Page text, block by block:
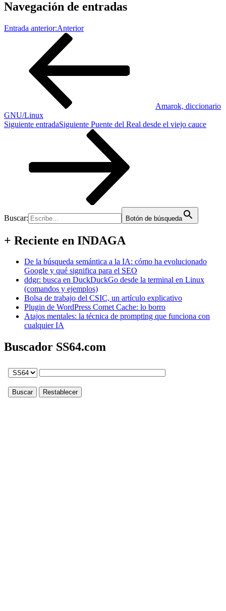
Navegación de entradas
Entrada anterior:Anterior
Amarok, diccionario
GNU/Linux
Siguiente entradaSiguiente Puente del Real desde el viejo cauce
Buscar: Botón de búsqueda
+ Reciente en INDAGA
De la búsqueda semántica a la IA: cómo ha evolucionado
Google y qué significa para el SEO
ddgr: busca en DuckDuckGo desde la terminal en Linux
(comandos y ejemplos)
Bolsa de trabajo del CSIC, un artículo explicativo
Plugin de WordPress Comet Cache: lo borro
Atajos mentales: la técnica de prompting que funciona con
cualquier IA
Buscador SS64.com